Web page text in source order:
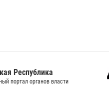
Республика
портал органов власти